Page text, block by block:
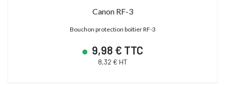
Canon RF-3
Bouchon protection boîtier RF-3
9,98 € TTC
8,32 € HT